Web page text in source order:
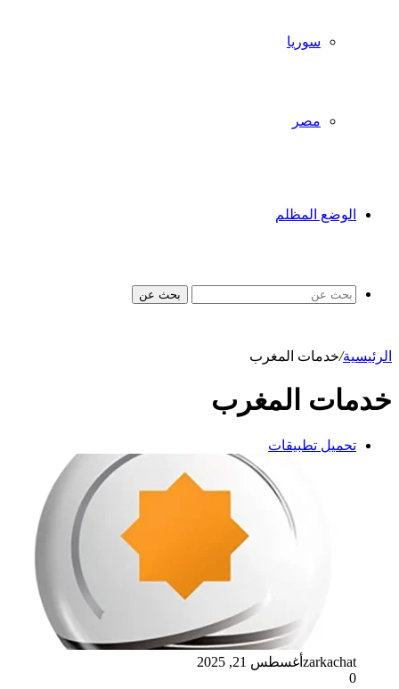
سوريا
مصر
الوضع المظلم
بحث عن
الرئيسية/خدمات المغرب
خدمات المغرب
تحميل تطبيقات
zarkachat أغسطس 21, 2025
0